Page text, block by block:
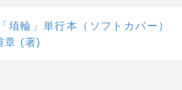
埴輪」単行本（ソフトカバー）
章 (著)